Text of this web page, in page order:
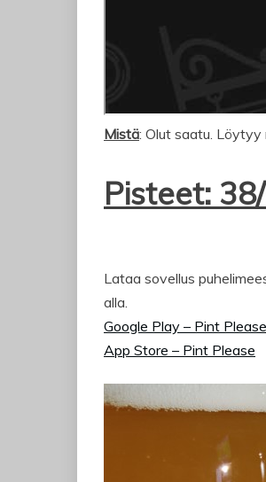
Mistä: Olut saatu.
Pisteet:
Lataa sovellus
alla.
Google Play – Pint Please
App Store – Pint Please